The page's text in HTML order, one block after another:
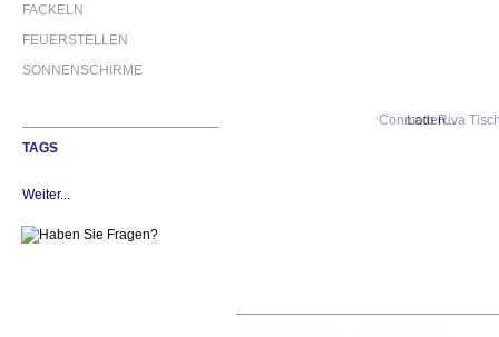
FACKELN
FEUERSTELLEN
SONNENSCHIRME
TAGS
Weiter...
Laden...